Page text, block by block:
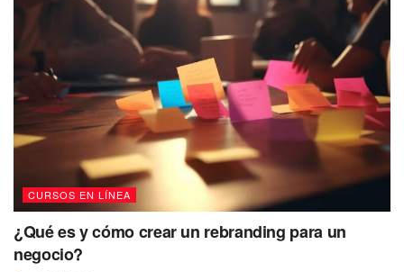
CURSOS EN LÍNEA
¿Qué es y cómo crear un rebranding para un
negocio?